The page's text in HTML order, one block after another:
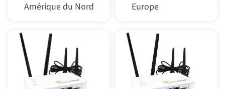
Amérique du Nord
Europe